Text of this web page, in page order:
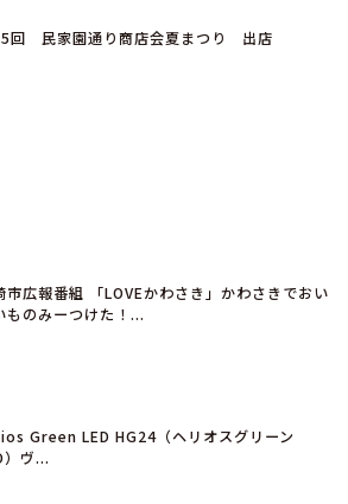
回 民家園通り商店会夏まつり 出店
市広報番組 「LOVEかわさき」かわさきでおい
ものみーつけた！...
Green LED HG24（ヘリオスグリーン
）ヴ...